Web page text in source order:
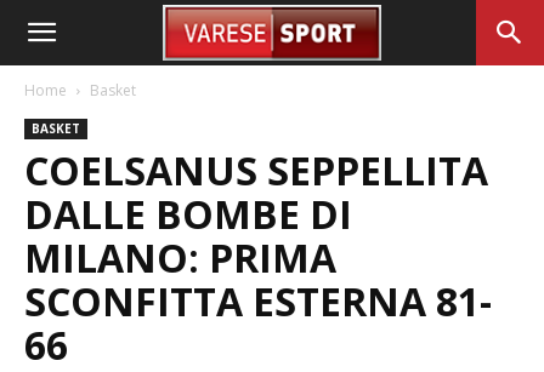
Home Basket
BASKET
COELSANUS SEPPELLITA
DALLE BOMBE DI
MILANO: PRIMA
SCONFITTA ESTERNA 81-
66